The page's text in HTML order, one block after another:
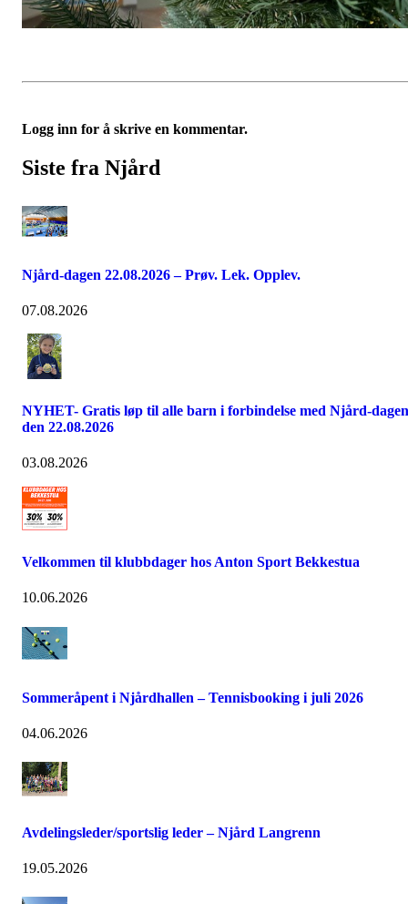
Logg inn for å skrive en kommentar.
Siste fra Njård
Njård-dagen 22.08.2026 – Prøv. Lek. Opplev.
07.08.2026
NYHET- Gratis løp til alle barn i forbindelse med Njård-dagen
den 22.08.2026
03.08.2026
Velkommen til klubbdager hos Anton Sport Bekkestua
10.06.2026
Sommeråpent i Njårdhallen – Tennisbooking i juli 2026
04.06.2026
Avdelingsleder/sportslig leder – Njård Langrenn
19.05.2026